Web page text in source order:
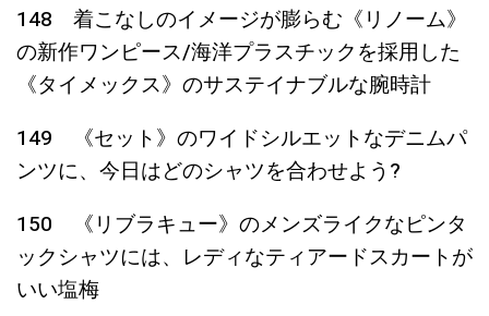
148 着こなしのイメージが膨らむ《リノーム》
の新作ワンピース/海洋プラスチックを採用した
《タイメックス》のサステイナブルな腕時計
149 《セット》のワイドシルエットなデニムパ
ンツに、今日はどのシャツを合わせよう?
150 《リブラキュー》のメンズライクなピンタ
ックシャツには、レディなティアードスカートが
いい塩梅